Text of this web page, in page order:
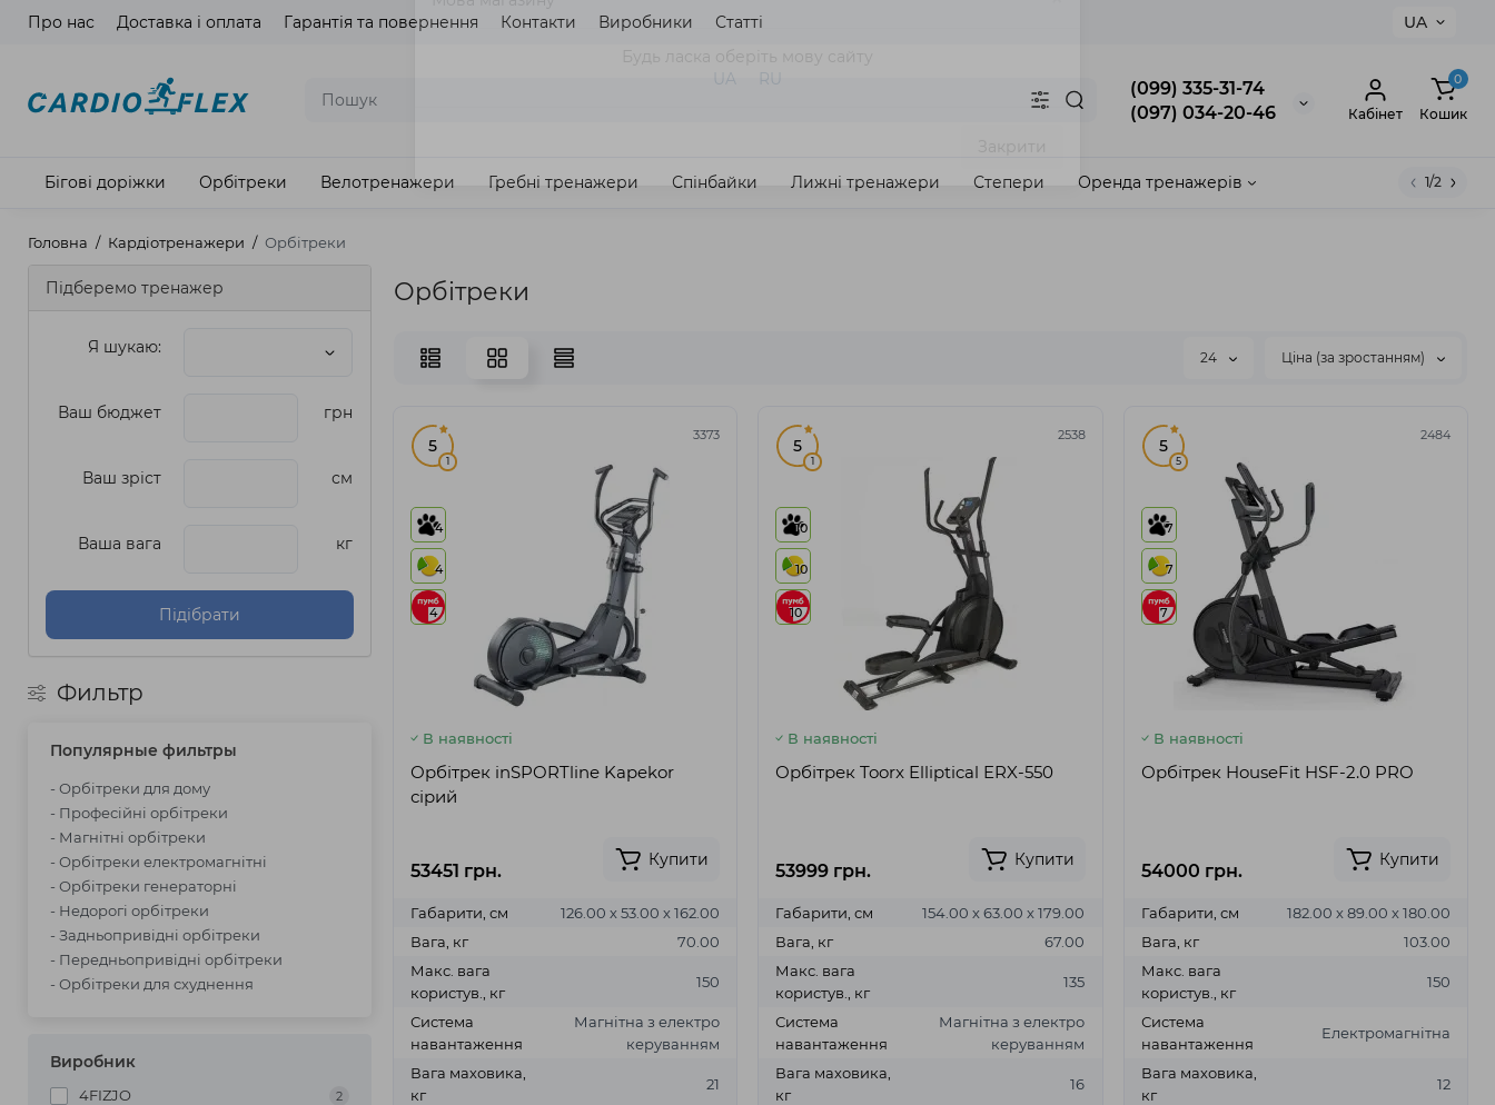
Про нас Доставка і оплата Гарантія та повернення Контакти Виробники Статті UA
(099) 335-31-74
(097) 034-20-46
Кабінет
0
Кошик
Бігові доріжки Орбітреки Велотренажери Гребні тренажери Спінбайки Лижні тренажери Степери Оренда тренажерів 1/2
Головна Кардіотренажери Орбітреки
Підберемо тренажер
Я шукаю:
Ваш бюджет грн
Ваш зріст см
Ваша вага кг
Підібрати
Фильтр
Популярные фильтры
- Орбітреки для дому
- Професійні орбітреки
- Магнітні орбітреки
- Орбітреки електромагнітні
- Орбітреки генераторні
- Недорогі орбітреки
- Задньопривідні орбітреки
- Передньопривідні орбітреки
- Орбітреки для схуднення
Виробник
4FIZJO 2
Закрити
Орбітреки
24 Ціна (за зростанням)
3373
5
1
4
4
4
В наявності
Орбітрек inSPORTline Kapekor
сірий
53451 грн.
Купити
Габарити, см
126.00 х 53.00 х 162.00
Вага, кг
70.00
Макс. вага
користув., кг
150
Система
навантаження
Магнітна з електро
керуванням
Вага маховика,
кг
21
2538
5
1
10
10
10
В наявності
Орбітрек Toorx Elliptical ERX-550
53999 грн.
Купити
Габарити, см
154.00 х 63.00 х 179.00
Вага, кг
67.00
Макс. вага
користув., кг
135
Система
навантаження
Магнітна з електро
керуванням
Вага маховика,
кг
16
2484
5
5
7
7
7
В наявності
Орбітрек HouseFit HSF-2.0 PRO
54000 грн.
Купити
Габарити, см
182.00 х 89.00 х 180.00
Вага, кг
103.00
Макс. вага
користув., кг
150
Система
навантаження
Електромагнітна
Вага маховика,
кг
12